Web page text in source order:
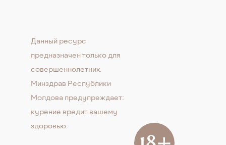
Данный ресурс
предназначен только для
совершеннолетних.
Минздрав Республики
Молдова предупреждает:
курение вредит вашему
здоровью.